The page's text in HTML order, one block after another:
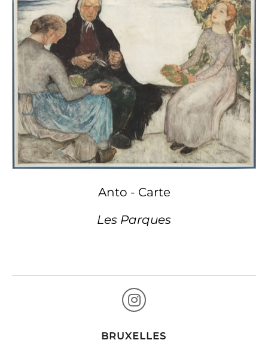
Anto - Carte
Les Parques
BRUXELLES